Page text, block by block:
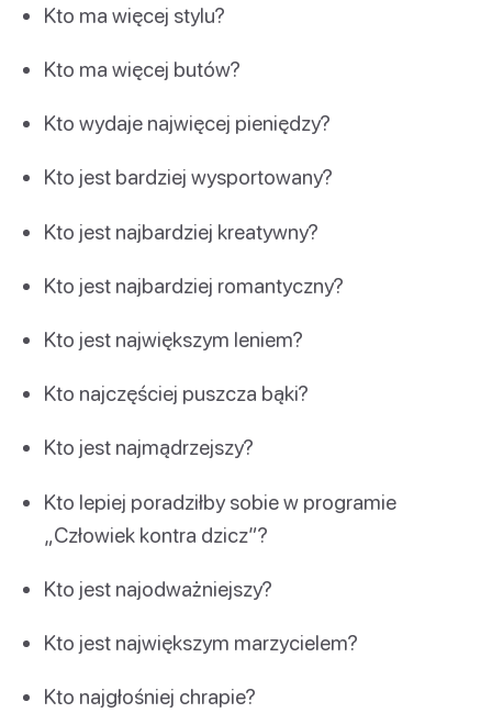
Kto ma więcej stylu?
Kto ma więcej butów?
Kto wydaje najwięcej pieniędzy?
Kto jest bardziej wysportowany?
Kto jest najbardziej kreatywny?
Kto jest najbardziej romantyczny?
Kto jest największym leniem?
Kto najczęściej puszcza bąki?
Kto jest najmądrzejszy?
Kto lepiej poradziłby sobie w programie
„Człowiek kontra dzicz”?
Kto jest najodważniejszy?
Kto jest największym marzycielem?
Kto najgłośniej chrapie?